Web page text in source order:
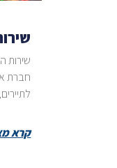
שירות
חברת
קרא